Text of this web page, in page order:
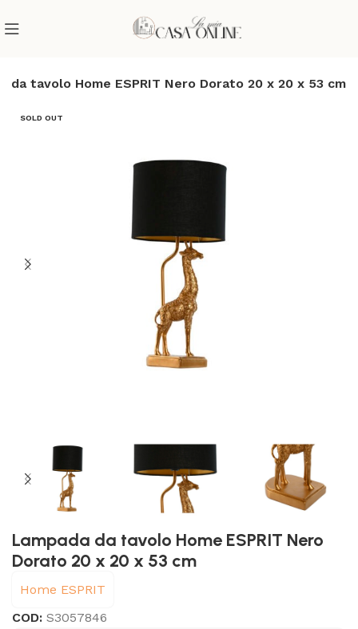
da tavolo Home ESPRIT Nero Dorato 20 x 20 x 53 cm
SOLD OUT
Lampada da tavolo Home ESPRIT Nero
Dorato 20 x 20 x 53 cm
Home ESPRIT
COD:S3057846